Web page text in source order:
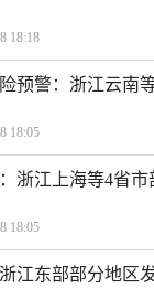
18:18
预警：浙江云南
18:05
浙江上海等4省
18:05
江东部部分地区